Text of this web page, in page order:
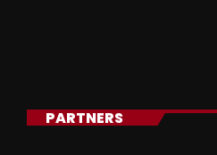
PARTNERS